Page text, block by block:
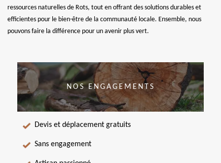
ressources naturelles de Rots, tout en offrant des solutions durables et
efficientes pour le bien-être de la communauté locale. Ensemble, nous
pouvons faire la différence pour un avenir plus vert.
NOS ENGAGEMENTS
Devis et déplacement gratuits
Sans engagement